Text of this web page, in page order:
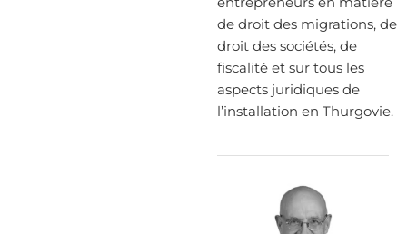
de droit des migrations, de
droit des sociétés, de
fiscalité et sur tous les
aspects juridiques de
l’installation en Thurgovie.